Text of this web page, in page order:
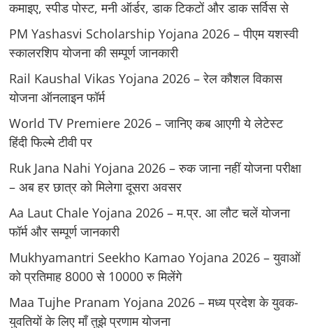
कमाइए, स्पीड पोस्ट, मनी ऑर्डर, डाक टिकटों और डाक सर्विस से
PM Yashasvi Scholarship Yojana 2026 – पीएम यशस्वी
स्कालरशिप योजना की सम्पूर्ण जानकारी
Rail Kaushal Vikas Yojana 2026 – रेल कौशल विकास
योजना ऑनलाइन फॉर्म
World TV Premiere 2026 – जानिए कब आएगी ये लेटेस्ट
हिंदी फिल्मे टीवी पर
Ruk Jana Nahi Yojana 2026 – रुक जाना नहीं योजना परीक्षा
– अब हर छात्र को मिलेगा दूसरा अवसर
Aa Laut Chale Yojana 2026 – म.प्र. आ लौट चलें योजना
फॉर्म और सम्पूर्ण जानकारी
Mukhyamantri Seekho Kamao Yojana 2026 – युवाओं
को प्रतिमाह 8000 से 10000 रु मिलेंगे
Maa Tujhe Pranam Yojana 2026 – मध्य प्रदेश के युवक-
युवतियों के लिए मॉं तुझे प्रणाम योजना